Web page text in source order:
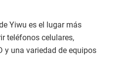
Yiwu es el lugar más
teléfonos celulares,
y una variedad de equipos